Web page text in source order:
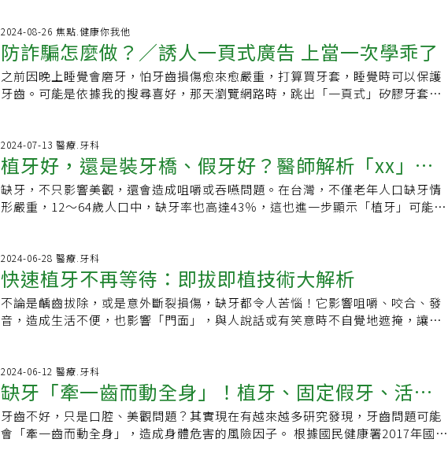
以及執行功能領域得分均顯著提高。2024年：Short-term data suggests
cognitive benefits in the elderly with single-implant overdentures（短期數
據表明，單植體覆蓋義齒對老年人的認知能力有好處）。結論：下顎骨中沒有天
然牙齒的老年人使用單一植體覆蓋義齒一年和三年後，認知功能得到改善，這反
映在他們的總體和特定認知領域得分上。2024年：Denture Use Mitigates the
和假牙）可以減輕社區老年人因牙齒脫落而導致認知障礙的風險。原文：植牙與
認知功能的關聯責任編輯：辜子桓
使用牙間刷來清潔牙與牙的臨接面，避免細菌積聚；部分病況如糖尿病，會因為
血糖控制不良、傷口癒合不易等因素，對植牙的長久使用產生影響，因此，整體
健康管理也是重要的一環。醫病合作，永享植牙帶來的美好即使植牙技術成熟，
植牙後仍有可能出現一些狀況，可能的問題包括植體周圍的軟組織發炎，或植體
周圍骨頭感染，最嚴重甚至導致植體鬆動，如果患者出現牙齦紅腫、疼痛甚至流
關資料，以便日後更換醫師或診所時，能經由該些資料取得最妥善的維護。最後
新竹品味牙醫沈炯志醫師提醒，不要以為植牙手術完成就萬事大吉了，除了日常
清潔保養和定期回診檢查，也不要忽略生活習慣帶來的影響，抽菸、吃檳榔的請
務必戒除！有磨牙行為者，也請諮詢醫師，藉由咬合板等輔助工具來避免牙冠磨
師●中華植體美學醫學會專科醫師●台北醫學大學牙醫學士新竹品味牙醫
https://www.prevail-dental.com/掌握這些關鍵，植牙也能用一輩子！
https://www.prevail-dental.blog/2021/02/immediate-implant/
洗潔劑沖乾淨還我。同事也抱怨過，外出午餐時假牙不見了，以為遺忘在餐廳，
正要撥手機詢問，我發現她的上衣口袋有團衛生紙，提醒掏出來看看，果然假牙
包在裡面，當場傻眼。建議有戴活動假牙的人外出用餐，取下時務必收妥，才不
會發生笑掉大牙的糗事。
牙或做活動假牙都好。植牙很貴又費時，假牙要隨時拔上拔下，也很麻煩。我做
不起植牙，後來牙齒掉了，就做臨時假牙，隨著年紀愈大，牙齒一顆顆掉，掉一
顆就在臨時假牙上補綴一顆，務必做到不缺牙。我的牙醫是傳統牙醫師，不會做
植牙，但做假牙工夫倒很扎實，多年來，竟然也補好我上、下十幾顆缺牙了。現
在70多歲了，我真正的原牙大概剩下十顆不到，但一副上、下臨時假牙用了快20
牙，睡前用漱口藥水，盡力讓牙齒不發炎。假牙部分，若稍不適合，就用假牙黏
著劑，湊合使用，但若是真正牙齦萎縮，會大大不適了，還是要請牙醫師再做調
整。只是年華真已老去，現在又有一顆牙齒似乎有搖動現象了。但記住，有缺牙
一定要盡量補上才是。
2024-08-26 焦點.健康你我他
防詐騙怎麼做？／誘人一頁式廣告 上當一次學乖了
之前因晚上睡覺會磨牙，怕牙齒損傷愈來愈嚴重，打算買牙套，睡覺時可以保護
牙齒。可能是依據我的搜尋喜好，那天瀏覽網路時，跳出「一頁式」矽膠牙套廣
是，價格便宜（一副不到千元）、操作簡單，購買3副還有優惠。我想到我的家
人、朋友也有牙齒發黃、缺牙的困擾，於是一次下訂3副，並滿心期待收到貨品。
哪知牙套送達，落差超級大，一眼就看出是廉價的塑膠材質，戴在牙齒上怎麼可
能像廣告模特兒一樣自信微笑。不僅外觀不怎樣，材質也讓人不敢領教，本著不
要浪費的節儉性格，我真的試著晚上戴著睡覺，不料一覺醒來，牙套表面被磨得
了解產品詳細資料、使用者評價的廣告，就會連忙迴避，不讓自己再上當受騙。
至於磨牙問題怎麼解決？透過牙醫師的推薦，我訂製了壓克力咬合板，睡覺時戴
著，讓我的牙齒不會愈磨愈短；生活中也盡量改進急躁習慣，讓自己不要常處在
緊繃狀態，搞得晚上睡覺都不安寧。
2024-07-13 醫療.牙科
植牙好，還是裝牙橋、假牙好？醫師解析「xx」勝
出的原因！一文看懂費用、後遺症、保養方法
缺牙，不只影響美觀，還會造成咀嚼或吞嚥問題。在台灣，不僅老年人口缺牙情
形嚴重，12～64歲人口中，缺牙率也高達43％，這也進一步顯示「植牙」可能是
范綱信指出，記住「8020」、「6024」、「1221」！ 根據世界衛生組織
（WHO）建議，80歲的老人家至少應該要有20顆功能正常的自然牙，60歲至少
要擁有24顆能正常咀嚼的牙齒，才算能維持最基本的口腔機能。 缺牙時，有多種
方式可供選擇。對於年輕人而言，植牙是最理想的選擇，可以說是人類的第三副
牙齒（第一副為乳牙，恆牙則是第二副）。其成功率高、較牙橋好清潔。然而，
現代、有效的方法，且使用時間長。需要充足的骨頭基礎（不足就需要靠補骨
粉），成功率高達九成五以上。牙橋：缺一顆牙時，需要磨小兩側個一顆牙齒，
做成三顆的固定式牙橋，當缺牙數較多時，需磨掉更多周圍牙齒。容易造成牙齦
萎縮、牙縫變大，導致食物殘渣堆積，如果沒有定期檢查牙齒的習慣，做牙橋的3
2024-06-28 醫療.牙科
快速植牙不再等待：即拔即植技術大解析
不論是齲齒拔除，或是意外斷裂損傷，缺牙都令人苦惱！它影響咀嚼、咬合、發
音，造成生活不便，也影響「門面」，與人說話或有笑意時不自覺地遮掩，讓人
（人工牙根）並安裝臨時假牙，在他人尚未察覺前便可恢復如常笑容。拔牙後，
立刻展開植牙流程所謂即拔即植（Immediate Implant Placement），依照字
面意思，就是在拔除牙齒後，於同一個手術療程中接續置入植體。陳泰龍醫師進
一步解釋，一般傳統植牙在完整處理受損牙齒後，需要一段傷口癒合期，此期間
會視齒槽骨與牙肉組織狀況，適時補骨、補肉，一般會需要3至6個月來建立起足
2024-06-12 醫療.牙科
缺牙「牽一齒而動全身」！植牙、固定假牙、活動
假牙…政府補助補牙費用一次看
牙齒不好，只是口腔、美觀問題？其實現在有越來越多研究發現，牙齒問題可能
會「牽一齒而動全身」，造成身體危害的風險因子。 根據國民健康署2017年國民